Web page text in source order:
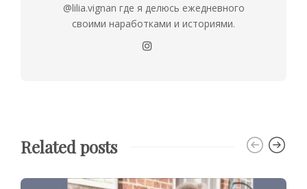
@lilia.vignan где я делюсь ежедневного
своими наработками и историями.
Related posts